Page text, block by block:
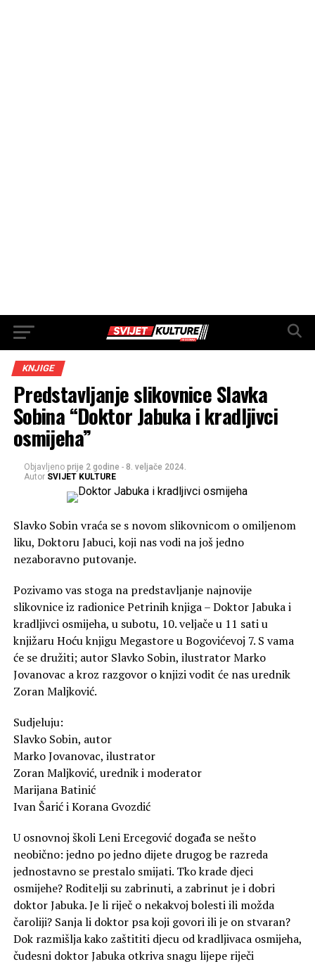
KNJIGE
Predstavljanje slikovnice Slavka
Sobina “Doktor Jabuka i kradljivci
osmijeha”
Objavljeno prije 2 godine - 8. veljače 2024.
Autor SVIJET KULTURE
Slavko Sobin vraća se s novom slikovnicom o omiljenom
liku, Doktoru Jabuci, koji nas vodi na još jedno
nezaboravno putovanje.
Pozivamo vas stoga na predstavljanje najnovije
slikovnice iz radionice Petrinih knjiga – Doktor Jabuka i
kradljivci osmijeha, u subotu, 10. veljače u 11 sati u
knjižaru Hoću knjigu Megastore u Bogovićevoj 7. S vama
će se družiti; autor Slavko Sobin, ilustrator Marko
Jovanovac a kroz razgovor o knjizi vodit će nas urednik
Zoran Maljković.
Sudjeluju:
Slavko Sobin, autor
Marko Jovanovac, ilustrator
Zoran Maljković, urednik i moderator
Marijana Batinić
Ivan Šarić i Korana Gvozdić
U osnovnoj školi Leni Ercegović događa se nešto
neobično: jedno po jedno dijete drugog be razreda
jednostavno se prestalo smijati. Tko krade djeci
osmijehe? Roditelji su zabrinuti, a zabrinut je i dobri
doktor Jabuka. Je li riječ o nekakvoj bolesti ili možda
čaroliji? Sanja li doktor psa koji govori ili je on stvaran?
Dok razmišlja kako zaštititi djecu od kradljivaca osmijeha,
čudesni doktor Jabuka otkriva snagu lijepe riječi